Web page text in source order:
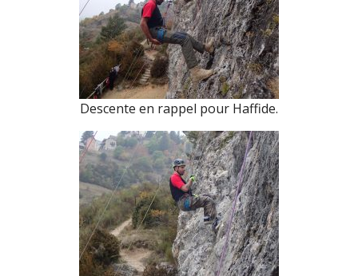
Descente en rappel pour Haffide.